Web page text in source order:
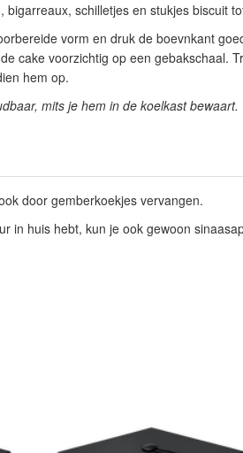
bigarreaux, schilletjes en stukjes biscuit
vorm en druk de boevnkant
cake voorzichtig op een gebakschaal.
hem op.
mits je hem in de koelkast bewaart.
door gemberkoekjes vervangen.
in huis hebt, kun je ook gewoon